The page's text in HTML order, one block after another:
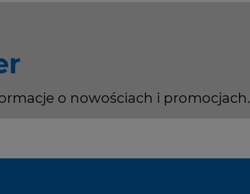
o nowościach i promocjach.